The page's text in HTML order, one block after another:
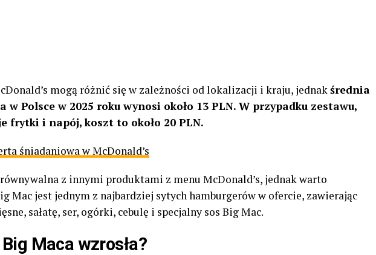
mogą różnić się w zależności od lokalizacji i kraju, jednakśrednia
w Polsce w 2025 roku wynosi około 13 PLN. W przypadku zestawu,
frytki i napój, koszt to około 20 PLN.
śniadaniowa w McDonald’s
z innymi produktami z menu McDonald’s, jednak warto
Mac jest jednym z najbardziej sytych hamburgerów w ofercie, zawierając
sałatę, ser, ogórki, cebulę i specjalny sos Big Mac.
Maca wzrosła?